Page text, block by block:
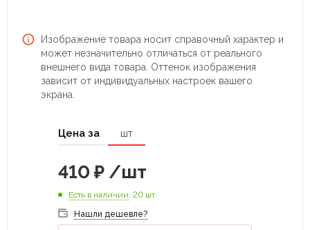
Изображение товара носит справочный характер и
может незначительно отличаться от реального
внешнего вида товара. Оттенок изображения
зависит от индивидуальных настроек вашего
экрана.
Цена за шт
410 ₽ /шт
Есть в наличии: 20 шт
Нашли дешевле?